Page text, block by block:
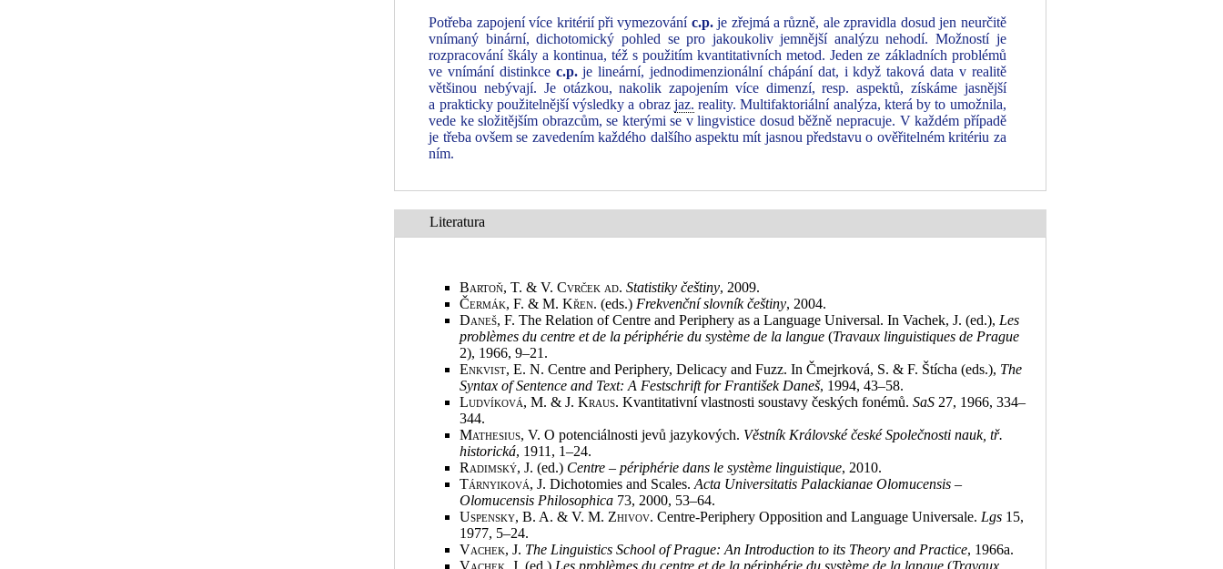
Potřeba zapojení více kritérií při vymezování c.p.je zřejmá a různě, ale zpravidla dosud jen neurčitě
vnímaný binární, dichotomický pohled se pro jakoukoliv jemnější analýzu nehodí. Možností je
rozpracování škály a kontinua, též s použitím kvantitativních metod. Jeden ze základních problémů
ve vnímání distinkce c.p.je lineární, jednodimenzionální chápání dat, i když taková data v realitě
většinou nebývají. Je otázkou, nakolik zapojením více dimenzí, resp. aspektů, získáme jasnější
a prakticky použitelnější výsledky a obraz jaz. reality. Multifaktoriální analýza, která by to umožnila,
vede ke složitějším obrazcům, se kterými se v lingvistice dosud běžně nepracuje. V každém případě
je třeba ovšem se zavedením každého dalšího aspektu mít jasnou představu o ověřitelném kritériu za
ním.
Literatura
Bartoň, T. & V. Cvrček ad.Statistiky češtiny, 2009.
Čermák, F. & M. Křen. (eds.) Frekvenční slovník češtiny, 2004.
Daneš, F.The Relation of Centre and Periphery as a Language Universal. In Vachek, J. (ed.), Les
problèmes du centre et de la périphérie du système de la langue (Travaux linguistiques de Prague
2), 1966, 9–21 .
Enkvist, E.N. Centre and Periphery, Delicacy and Fuzz. In Čmejrková, S. & F. Štícha (eds.), The
Syntax of Sentence and Text: A Festschrift for František Daneš, 1994, 43–58.
Ludvíková, M. & J. Kraus. Kvantitativní vlastnosti soustavy českých fonémů.SaS 27, 1966, 334–
344.
Mathesius, V.O potenciálnosti jevů jazykových. Věstník Královské české Společnosti nauk, tř.
historická, 1911, 1–24.
Radimský, J.(ed.) Centre – périphérie dans le système linguistique, 2010.
Tárnyiková, J.Dichotomies and Scales.Acta Universitatis Palackianae Olomucensis –
Olomucensis Philosophica 73, 2000, 53–64.
Uspensky, B. A. & V. M. Zhivov. Centre-Periphery Opposition and Language Universale. Lgs 15,
1977, 5–24.
Vachek, J. The Linguistics School of Prague: An Introduction to its Theory and Practice, 1966a.
Vachek, J.(ed.) Les problèmes du centre et de la périphérie du système de la langue (Travaux